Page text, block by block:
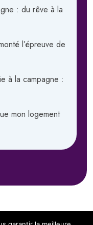
: du rêve à la
l’épreuve de
à la campagne :
mon logement